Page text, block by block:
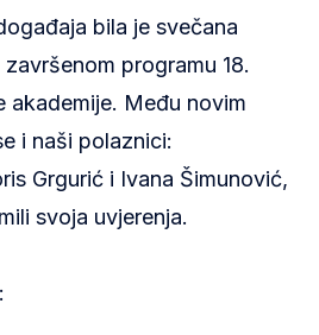
bila je svečana
programu 18.
akademije. Među novim
i naši polaznici:
Grgurić i Ivana Šimunović,
svoja uvjerenja.